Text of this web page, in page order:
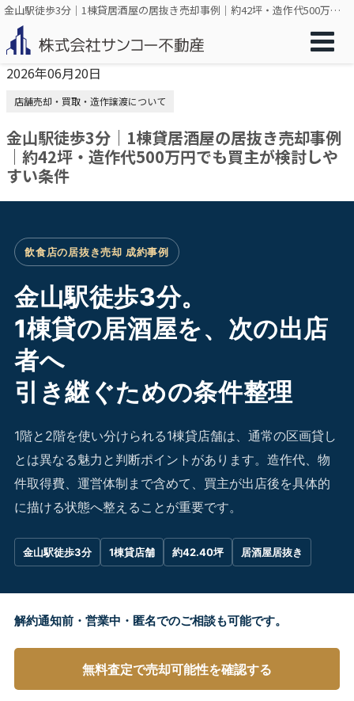
金山駅徒歩3分｜1棟貸居酒屋の居抜き売却事例｜約42坪・造作代500万円でも買主が検討しやすい条件
2026年06月20日
店舗売却・買取・造作譲渡について
金山駅徒歩3分｜1棟貸居酒屋の居抜き売却事例
｜約42坪・造作代500万円でも買主が検討しや
すい条件
飲食店の居抜き売却 成約事例
金山駅徒歩3分。
1棟貸の居酒屋を、次の出店
者へ
引き継ぐための条件整理
1階と2階を使い分けられる1棟貸店舗は、通常の区画貸し
とは異なる魅力と判断ポイントがあります。造作代、物
件取得費、運営体制まで含めて、買主が出店後を具体的
に描ける状態へ整えることが重要です。
金山駅徒歩3分 1棟貸店舗 約42.40坪 居酒屋居抜き
解約通知前・営業中・匿名でのご相談も可能です。
無料査定で売却可能性を確認する